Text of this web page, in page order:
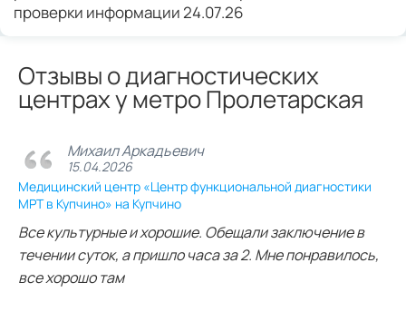
проверки информации 24.07.26
Отзывы о диагностических
центрах у метро Пролетарская
Михаил Аркадьевич
15.04.2026
Медицинский центр «Центр функциональной диагностики
МРТ в Купчино» на Купчино
Все культурные и хорошие. Обещали заключение в
течении суток, а пришло часа за 2. Мне понравилось,
все хорошо там